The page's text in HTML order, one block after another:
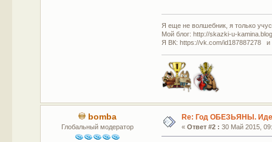
Я еще не волшебник, я только
Мой блог: http://skazki-u-
Я ВК: https://vk.com/id187887278 и
bomba
Глобальный модератор
Re: Год ОБЕЗЬЯНЫ.
« Ответ #2 : 30 Май 2015,